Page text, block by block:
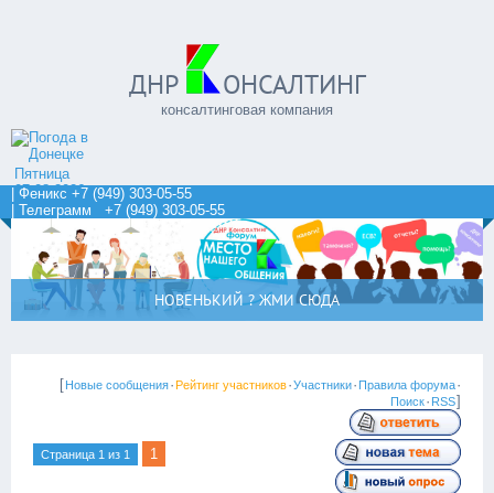
ДНР ОНСАЛТИНГ
консалтинговая компания
Пятница
07.08.2026
| Феникс +7 (949) 303-05-55
| Телеграмм +7 (949) 303-05-55
НОВЕНЬКИЙ ? ЖМИ СЮДА
[Новые сообщения·Рейтинг участников·Участники·Правила форума·
Поиск·RSS]
Страница 1 из 1 1